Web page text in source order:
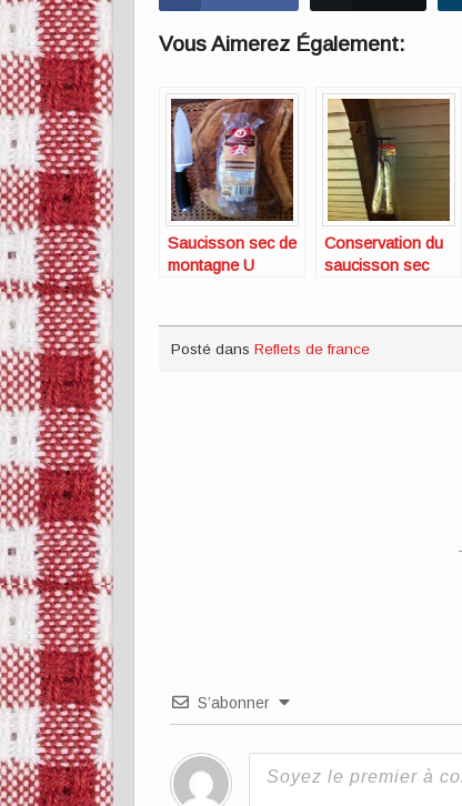
Vous Aimerez Également:
Saucisson sec de
montagne U
Conservation du
saucisson sec
Posté dans Reflets de france
S’abonner